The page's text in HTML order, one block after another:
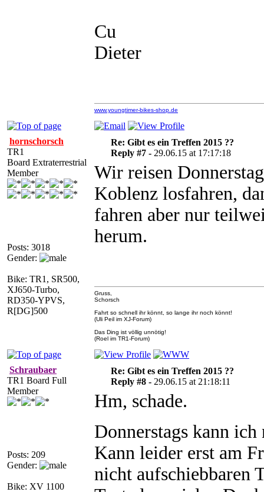
Cu
Dieter
www.youngtimer-bikes-shop.de
hornschorsch
TR1
Board Extraterrestrial
Member
Posts: 3018
Gender:
Bike: TR1, SR500,
XJ650-Turbo,
RD350-YPVS,
R[DG]500
Re: Gibt es ein Treffen 2015 ??
Reply #7 - 29.06.15 at 17:17:18
Wir reisen
Koblenz losfahren,
fahren aber nur
herum.
Gruss,
Schorsch
Fahrt so schnell ihr könnt, so lange ihr noch könnt!
(Uli Peil im XJ-Forum)
Das Ding ist völlig unnötig!
(Roel im TR1-Forum)
Schraubaer
TR1 Board Full
Member
Posts: 209
Gender:
Bike: XV 1100
Re: Gibt es ein Treffen 2015 ??
Reply #8 - 29.06.15 at 21:18:11
Hm, schade.
Donnerstags kann
Kann leider erst am
nicht aufschiebbaren